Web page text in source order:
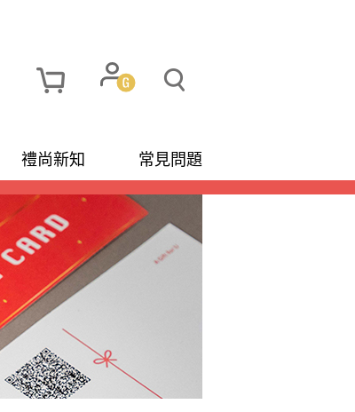
禮尚新知 常見問題